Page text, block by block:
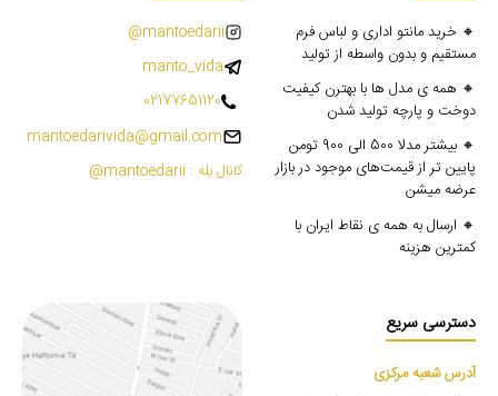
🔸 خرید مانتو اداری و لباس فرم
مستقیم و بدون واسطه از تولید
🔸 همه ی مدل ها با بهترن کیفیت
دوخت و پارچه تولید شدن
🔸 بیشتر مدلا 500 الی 900 تومن
پایین تر از قیمت‌های موجود در بازار
عرضه میشن
🔸 ارسال به همه ی نقاط ایران با
کمترین هزینه
mantoedarii@
manto_vida
02177651120
mantoedarivida@gmail.com
کانال بله : mantoedarii@
دسترسی سریع
آدرس شعبه مرکزی